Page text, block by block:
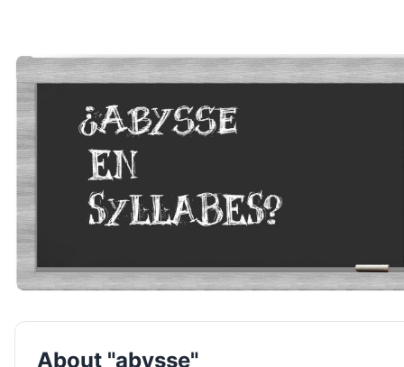
About "abysse"